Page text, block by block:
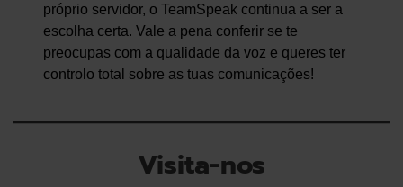
próprio servidor, o TeamSpeak continua a ser a
escolha certa. Vale a pena conferir se te
preocupas com a qualidade da voz e queres ter
controlo total sobre as tuas comunicações!
Visita-nos